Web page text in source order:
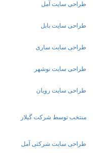
طراحی سایت آمل
طراحی سایت بابل
طراحی سایت ساری
طراحی سایت نوشهر
طراحی سایت رویان
منتخب توسط شرکت گیلار
طراحی سایت شرکتی آمل